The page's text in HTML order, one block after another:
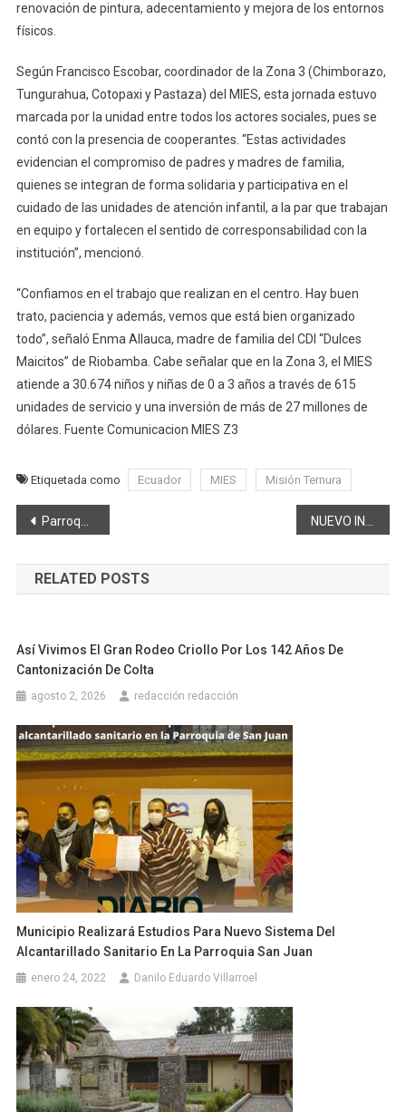
renovación de pintura, adecentamiento y mejora de los entornos
físicos.
Según Francisco Escobar, coordinador de la Zona 3 (Chimborazo,
Tungurahua, Cotopaxi y Pastaza) del MIES, esta jornada estuvo
marcada por la unidad entre todos los actores sociales, pues se
contó con la presencia de cooperantes. “Estas actividades
evidencian el compromiso de padres y madres de familia,
quienes se integran de forma solidaria y participativa en el
cuidado de las unidades de atención infantil, a la par que trabajan
en equipo y fortalecen el sentido de corresponsabilidad con la
institución”, mencionó.
“Confiamos en el trabajo que realizan en el centro. Hay buen
trato, paciencia y además, vemos que está bien organizado
todo”, señaló Enma Allauca, madre de familia del CDI “Dulces
Maicitos” de Riobamba. Cabe señalar que en la Zona 3, el MIES
atiende a 30.674 niños y niñas de 0 a 3 años a través de 615
unidades de servicio y una inversión de más de 27 millones de
dólares. Fuente Comunicacion MIES Z3
Etiquetada como Ecuador MIES Misión Ternura
Navegación
de
entradas
Parroquias rurales insisten en reformas
RELATED POSTS
Así Vivimos El Gran Rodeo Criollo Por Los 142 Años De
Cantonización De Colta
agosto 2, 2026 redacción redacción
Municipio Realizará Estudios Para Nuevo Sistema Del
Alcantarillado Sanitario En La Parroquia San Juan
enero 24, 2022 Danilo Eduardo Villarroel